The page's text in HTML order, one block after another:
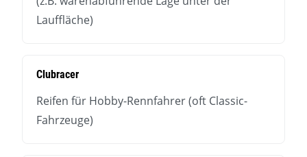
Lauffläche)
Clubracer
Reifen für Hobby-Rennfahrer (oft Classic-
Fahrzeuge)